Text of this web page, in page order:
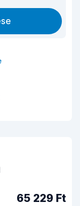
65 229 Ft